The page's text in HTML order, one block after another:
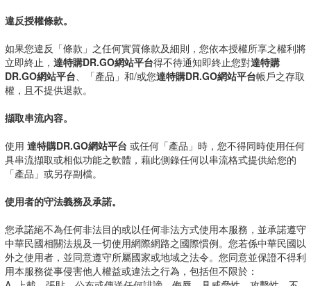
違反授權條款。
如果您違反「條款」之任何實質條款及細則，您依本授權所享之權利將
立即終止， 達特購DR.GO網站平台得不待通知即終止您對達特購
DR.GO網站平台、「產品」和/或您達特購DR.GO網站平台帳戶之存取
權，且不提供退款。
擷取串流內容。
使用 達特購DR.GO網站平台 或任何「產品」時，您不得同時使用任何
具串流擷取或相似功能之軟體，藉此側錄任何以串流格式提供給您的
「產品」或另存副檔。
使用者的守法義務及承諾。
您承諾絕不為任何非法目的或以任何非法方式使用本服務，並承諾遵守
中華民國相關法規及一切使用網際網路之國際慣例。您若係中華民國以
外之使用者，並同意遵守所屬國家或地域之法令。您同意並保證不得利
用本服務從事侵害他人權益或違法之行為，包括但不限於：